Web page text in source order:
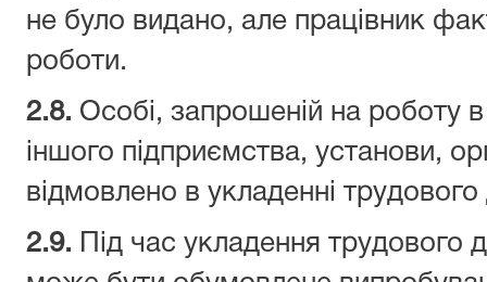
не було видано, але працівник
роботи.
2.8. Особі, запрошеній на роботу
іншого підприємства, установи,
відмовлено в укладенні
2.9. Під час укладення трудового